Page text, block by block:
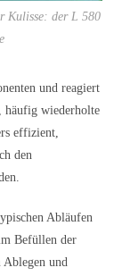
Kulisse: der L 580
und reagiert
häufig wiederholte
effizient,
den
Abläufen
Befüllen der
und